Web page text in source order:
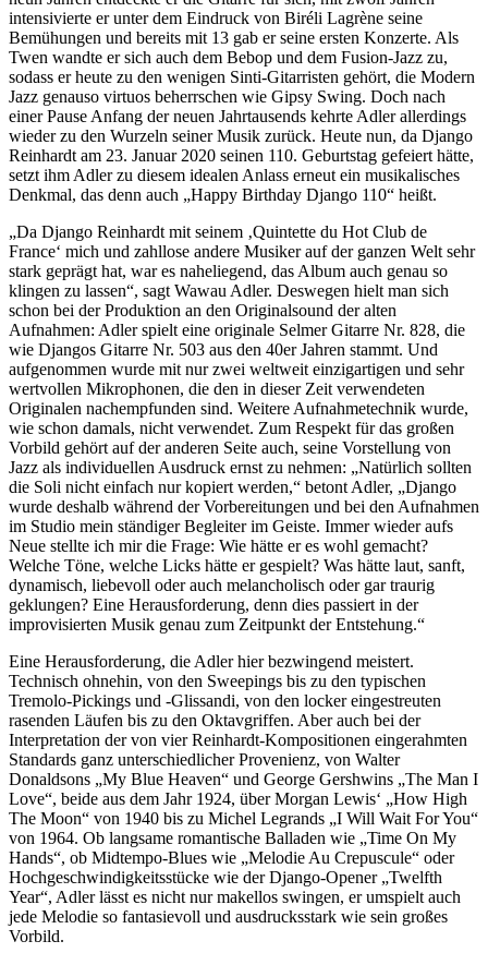
intensivierte er unter dem Eindruck von Biréli Lagrène seine
Bemühungen und bereits mit 13 gab er seine ersten Konzerte. Als
Twen wandte er sich auch dem Bebop und dem Fusion-Jazz zu,
sodass er heute zu den wenigen Sinti-Gitarristen gehört, die Modern
Jazz genauso virtuos beherrschen wie Gipsy Swing. Doch nach
einer Pause Anfang der neuen Jahrtausends kehrte Adler allerdings
wieder zu den Wurzeln seiner Musik zurück. Heute nun, da Django
Reinhardt am 23. Januar 2020 seinen 110. Geburtstag gefeiert hätte,
setzt ihm Adler zu diesem idealen Anlass erneut ein musikalisches
Denkmal, das denn auch „Happy Birthday Django 110“ heißt.
„Da Django Reinhardt mit seinem ‚Quintette du Hot Club de
France‘ mich und zahllose andere Musiker auf der ganzen Welt sehr
stark geprägt hat, war es naheliegend, das Album auch genau so
klingen zu lassen“, sagt Wawau Adler. Deswegen hielt man sich
schon bei der Produktion an den Originalsound der alten
Aufnahmen: Adler spielt eine originale Selmer Gitarre Nr. 828, die
wie Djangos Gitarre Nr. 503 aus den 40er Jahren stammt. Und
aufgenommen wurde mit nur zwei weltweit einzigartigen und sehr
wertvollen Mikrophonen, die den in dieser Zeit verwendeten
Originalen nachempfunden sind. Weitere Aufnahmetechnik wurde,
wie schon damals, nicht verwendet. Zum Respekt für das großen
Vorbild gehört auf der anderen Seite auch, seine Vorstellung von
Jazz als individuellen Ausdruck ernst zu nehmen: „Natürlich sollten
die Soli nicht einfach nur kopiert werden,“ betont Adler, „Django
wurde deshalb während der Vorbereitungen und bei den Aufnahmen
im Studio mein ständiger Begleiter im Geiste. Immer wieder aufs
Neue stellte ich mir die Frage: Wie hätte er es wohl gemacht?
Welche Töne, welche Licks hätte er gespielt? Was hätte laut, sanft,
dynamisch, liebevoll oder auch melancholisch oder gar traurig
geklungen? Eine Herausforderung, denn dies passiert in der
improvisierten Musik genau zum Zeitpunkt der Entstehung.“
Eine Herausforderung, die Adler hier bezwingend meistert.
Technisch ohnehin, von den Sweepings bis zu den typischen
Tremolo-Pickings und -Glissandi, von den locker eingestreuten
rasenden Läufen bis zu den Oktavgriffen. Aber auch bei der
Interpretation der von vier Reinhardt-Kompositionen eingerahmten
Standards ganz unterschiedlicher Provenienz, von Walter
Donaldsons „My Blue Heaven“ und George Gershwins „The Man I
Love“, beide aus dem Jahr 1924, über Morgan Lewis‘ „How High
The Moon“ von 1940 bis zu Michel Legrands „I Will Wait For You“
von 1964. Ob langsame romantische Balladen wie „Time On My
Hands“, ob Midtempo-Blues wie „Melodie Au Crepuscule“ oder
Hochgeschwindigkeitsstücke wie der Django-Opener „Twelfth
Year“, Adler lässt es nicht nur makellos swingen, er umspielt auch
jede Melodie so fantasievoll und ausdrucksstark wie sein großes
Vorbild.